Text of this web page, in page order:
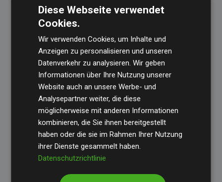
im Durchschnitt dem Doppelten der geschätzten
Emissionen der Website entspricht.
Alle unterstützten Projekte werden durch
Standardverifiziert und erfüllen höchste
Anforderungen an Qualität, tatsächliche
Klimawirkung und Transparenz. Weitere
Informationen zu den einzelnen Projekten finden
Sie hier.
Initiative Websites, die Klimaprojekte unterstützen
Diese Webseite verwendet
Cookies.
Wir verwenden Cookies, um Inhalte und
Anzeigen zu personalisieren und unseren
Datenverkehr zu analysieren. Wir geben
Informationen über Ihre Nutzung unserer
Website auch an unsere Werbe- und
Analysepartner weiter, die diese
möglicherweise mit anderen Informationen
kombinieren, die Sie ihnen bereitgestellt
haben oder die sie im Rahmen Ihrer Nutzung
ihrer Dienste gesammelt haben.
Datenschutzrichtlinie